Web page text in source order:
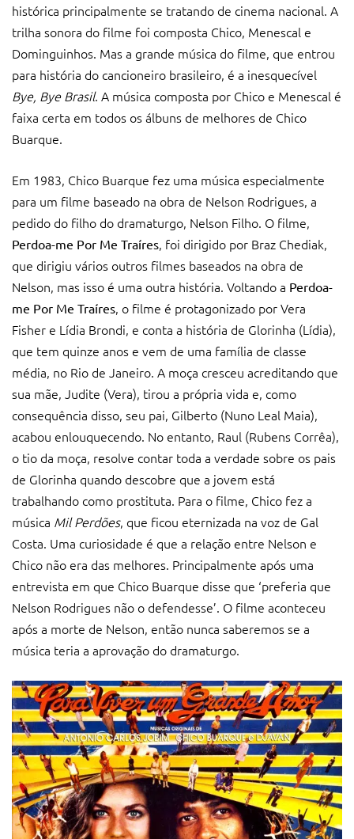
histórica principalmente se tratando de cinema nacional. A
trilha sonora do filme foi composta Chico, Menescal e
Dominguinhos. Mas a grande música do filme, que entrou
para história do cancioneiro brasileiro, é a inesquecível
Bye, Bye Brasil. A música composta por Chico e Menescal é
faixa certa em todos os álbuns de melhores de Chico
Buarque.
Em 1983, Chico Buarque fez uma música especialmente
para um filme baseado na obra de Nelson Rodrigues, a
pedido do filho do dramaturgo, Nelson Filho. O filme,
Perdoa-me Por Me Traíres, foi dirigido por Braz Chediak,
que dirigiu vários outros filmes baseados na obra de
Nelson, mas isso é uma outra história. Voltando a Perdoa-
me Por Me Traíres, o filme é protagonizado por Vera
Fisher e Lídia Brondi, e conta a história de Glorinha (Lídia),
que tem quinze anos e vem de uma família de classe
média, no Rio de Janeiro. A moça cresceu acreditando que
sua mãe, Judite (Vera), tirou a própria vida e, como
consequência disso, seu pai, Gilberto (Nuno Leal Maia),
acabou enlouquecendo. No entanto, Raul (Rubens Corrêa),
o tio da moça, resolve contar toda a verdade sobre os pais
de Glorinha quando descobre que a jovem está
trabalhando como prostituta. Para o filme, Chico fez a
música Mil Perdões, que ficou eternizada na voz de Gal
Costa. Uma curiosidade é que a relação entre Nelson e
Chico não era das melhores. Principalmente após uma
entrevista em que Chico Buarque disse que ‘preferia que
Nelson Rodrigues não o defendesse’. O filme aconteceu
após a morte de Nelson, então nunca saberemos se a
música teria a aprovação do dramaturgo.